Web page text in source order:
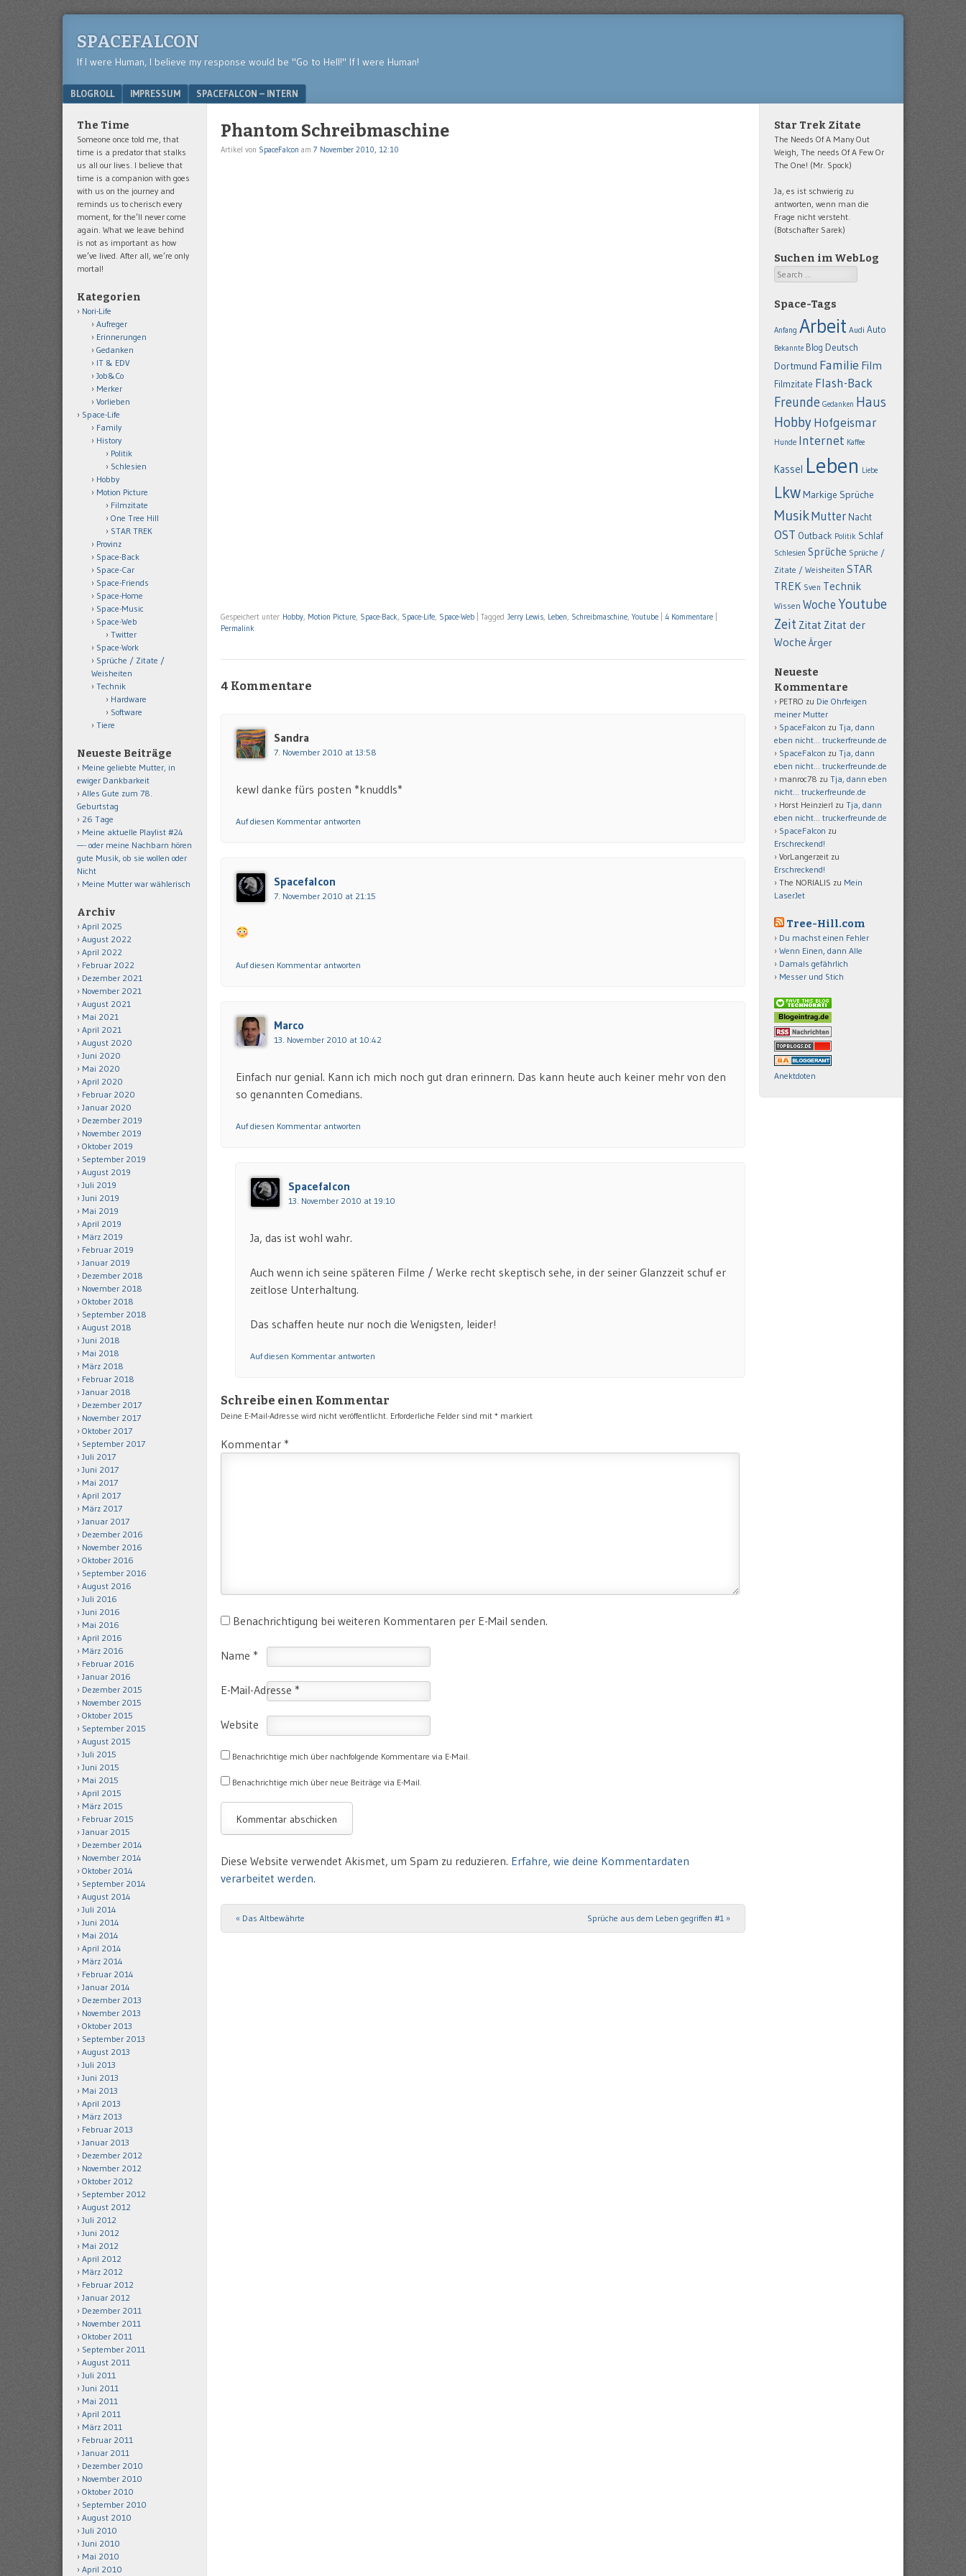
SPACEFALCON
If I were Human, I believe my response would be "Go to Hell!" If I were Human!
Menu
SKIP TO CONTENT
BLOGROLL IMPRESSUM SPACEFALCON – INTERN
Phantom Schreibmaschine
Artikel von SpaceFalcon am 7 November 2010, 12:10
Gespeichert unter Hobby Motion Picture Space-Back Space-Life Space-Web Tagged Jerry Lewis Leben Schreibmaschine ,Youtube 4 Kommentare
Permalink
4 Kommentare
Sandra
7. November 2010 at 13:58
kewl danke fürs posten *knuddls*
Auf diesen Kommentar antworten
Spacefalcon
7. November 2010 at 21:15
Auf diesen Kommentar antworten
Marco
13. November 2010 at 10:42
Einfach nur genial. Kann ich mich noch gut dran erinnern. Das kann heute auch keiner mehr von den
so genannten Comedians.
Auf diesen Kommentar antworten
Spacefalcon
13. November 2010 at 19:10
Ja, das ist wohl wahr.
Auch wenn ich seine späteren Filme / Werke recht skeptisch sehe, in der seiner Glanzzeit schuf er
zeitlose Unterhaltung.
Das schaffen heute nur noch die Wenigsten, leider!
Auf diesen Kommentar antworten
Schreibe einen Kommentar
Deine E-Mail-Adresse wird nicht veröffentlicht. Erforderliche Felder sind mit * markiert
Kommentar *
Benachrichtigung bei weiteren Kommentaren per E-Mail senden.
Name *
E-Mail-Adresse *
Website
Benachrichtige mich über nachfolgende Kommentare via E-Mail.
Benachrichtige mich über neue Beiträge via E-Mail.
Diese Website verwendet Akismet, um Spam zu reduzieren. Erfahre, wie deine Kommentardaten
verarbeitet werden.
Post navigation
« Das Altbewährte Sprüche aus dem Leben gegriffen #1 »
The Time
Someone once told me, that
time is a predator that stalks
us all our lives. I believe that
time is a companion with goes
with us on the journey and
reminds us to cherisch every
moment, for the’ll never come
again. What we leave behind
is not as important as how
we’ve lived. After all, we’re only
mortal!
Kategorien
Nori-Life
Aufreger
Erinnerungen
Gedanken
IT & EDV
Job&Co
Merker
Vorlieben
Space-Life
Family
History
Politik
Schlesien
Hobby
Motion Picture
Filmzitate
One Tree Hill
STAR TREK
Provinz
Space-Back
Space-Car
Space-Friends
Space-Home
Space-Music
Space-Web
Twitter
Space-Work
Sprüche / Zitate /
Weisheiten
Technik
Hardware
Software
Tiere
Neueste Beiträge
Meine geliebte Mutter, in
ewiger Dankbarkeit
Alles Gute zum 78.
Geburtstag
26 Tage
Meine aktuelle Playlist #24
—- oder meine Nachbarn hören
gute Musik, ob sie wollen oder
Nicht
Meine Mutter war wählerisch
Archiv
April 2025
August 2022
April 2022
Februar 2022
Dezember 2021
November 2021
August 2021
Mai 2021
April 2021
August 2020
Juni 2020
Mai 2020
April 2020
Februar 2020
Januar 2020
Dezember 2019
November 2019
Oktober 2019
September 2019
August 2019
Juli 2019
Juni 2019
Mai 2019
April 2019
März 2019
Februar 2019
Januar 2019
Dezember 2018
November 2018
Oktober 2018
September 2018
August 2018
Juni 2018
Mai 2018
März 2018
Februar 2018
Januar 2018
Dezember 2017
November 2017
Oktober 2017
September 2017
Juli 2017
Juni 2017
Mai 2017
April 2017
März 2017
Januar 2017
Dezember 2016
November 2016
Oktober 2016
September 2016
August 2016
Juli 2016
Juni 2016
Mai 2016
April 2016
März 2016
Februar 2016
Januar 2016
Dezember 2015
November 2015
Oktober 2015
September 2015
August 2015
Juli 2015
Juni 2015
Mai 2015
April 2015
März 2015
Februar 2015
Januar 2015
Dezember 2014
November 2014
Oktober 2014
September 2014
August 2014
Juli 2014
Juni 2014
Mai 2014
April 2014
März 2014
Februar 2014
Januar 2014
Dezember 2013
November 2013
Oktober 2013
September 2013
August 2013
Juli 2013
Juni 2013
Mai 2013
April 2013
März 2013
Februar 2013
Januar 2013
Dezember 2012
November 2012
Oktober 2012
September 2012
August 2012
Juli 2012
Juni 2012
Mai 2012
April 2012
März 2012
Februar 2012
Januar 2012
Dezember 2011
November 2011
Oktober 2011
September 2011
August 2011
Juli 2011
Juni 2011
Mai 2011
April 2011
März 2011
Februar 2011
Januar 2011
Dezember 2010
November 2010
Oktober 2010
September 2010
August 2010
Juli 2010
Juni 2010
Mai 2010
April 2010
Star Trek Zitate
The Needs Of A Many Out
Weigh, The needs Of A Few Or
The One! (Mr. Spock)
Ja, es ist schwierig zu
antworten, wenn man die
Frage nicht versteht.
(Botschafter Sarek)
Suchen im WebLog
Search
Space-Tags
Anfang Arbeit Audi Auto
Bekannte Blog Deutsch
Dortmund Familie Film
Filmzitate Flash-Back
Freunde Gedanken Haus
HobbyHofgeismar
Hunde Internet Kaffee
Kassel Leben Liebe
LkwMarkige Sprüche
MusikMutter Nacht
OST Outback Politik Schlaf
Schlesien Sprüche Sprüche /
Zitate / Weisheiten STAR
TREK Sven Technik
Wissen Woche Youtube
Zeit Zitat Zitat der
Woche Ärger
Neueste
Kommentare
PETRO zu Die Ohrfeigen
meiner Mutter
SpaceFalcon zu Tja, dann
eben nicht… truckerfreunde.de
SpaceFalcon zu Tja, dann
eben nicht… truckerfreunde.de
manroc78 zu Tja, dann eben
nicht… truckerfreunde.de
Horst Heinzierl zu Tja, dann
eben nicht… truckerfreunde.de
SpaceFalcon zu
Erschreckend!
VorLangerzeit zu
Erschreckend!
The NORIALIS zu Mein
LaserJet
Tree-Hill.com
Du machst einen Fehler
Wenn Einen, dann Alle
Damals gefährlich
Messer und Stich
Anektdoten